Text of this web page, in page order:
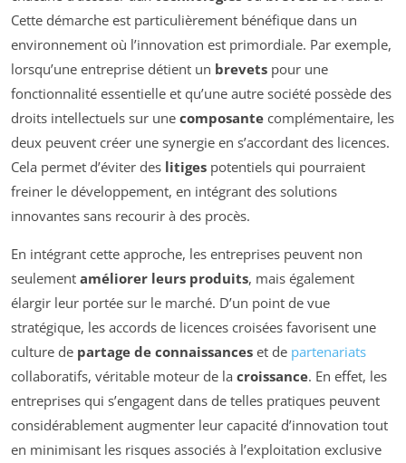
Cette démarche est particulièrement bénéfique dans un
environnement où l’innovation est primordiale. Par exemple,
lorsqu’une entreprise détient un brevets pour une
fonctionnalité essentielle et qu’une autre société possède des
droits intellectuels sur une composante complémentaire, les
deux peuvent créer une synergie en s’accordant des licences.
Cela permet d’éviter des litiges potentiels qui pourraient
freiner le développement, en intégrant des solutions
innovantes sans recourir à des procès.
En intégrant cette approche, les entreprises peuvent non
seulement améliorer leurs produits, mais également
élargir leur portée sur le marché. D’un point de vue
stratégique, les accords de licences croisées favorisent une
culture de partage de connaissances et de partenariats
collaboratifs, véritable moteur de la croissance. En effet, les
entreprises qui s’engagent dans de telles pratiques peuvent
considérablement augmenter leur capacité d’innovation tout
en minimisant les risques associés à l’exploitation exclusive